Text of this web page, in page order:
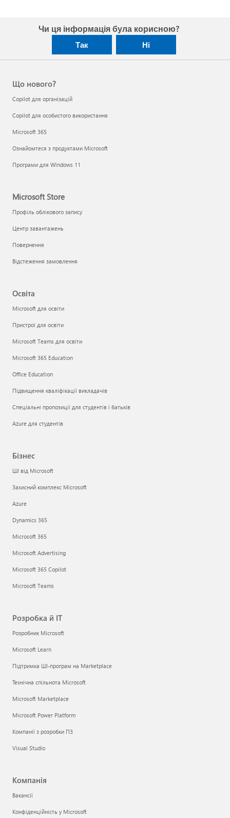
Чи ця інформація була корисною?
Так Ні
Що нового?
Copilot для організацій
Copilot для особистого використання
Microsoft 365
Ознайомтеся з продуктами Microsoft
Програми для Windows 11
Microsoft Store
Профіль облікового запису
Центр завантажень
Повернення
Відстеження замовлення
Освіта
Microsoft для освіти
Пристрої для освіти
Microsoft Teams для освіти
Microsoft 365 Education
Office Education
Підвищення кваліфікації викладачів
Спеціальні пропозиції для студентів і батьків
Azure для студентів
Бізнес
ШІ від Microsoft
Захисний комплекс Microsoft
Azure
Dynamics 365
Microsoft 365
Microsoft Advertising
Microsoft 365 Copilot
Microsoft Teams
Розробка й ІТ
Розробник Microsoft
Microsoft Learn
Підтримка ШІ-програм на Marketplace
Технічна спільнота Microsoft
Microsoft Marketplace
Microsoft Power Platform
Компанії з розробки ПЗ
Visual Studio
Компанія
Вакансії
Конфіденційність у Microsoft